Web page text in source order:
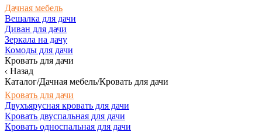
Дачная мебель
Вешалка для дачи
Диван для дачи
Зеркала на дачу
Комоды для дачи
Кровать для дачи
Назад
Каталог/Дачная мебель/Кровать для дачи
Кровать для дачи
Двухъярусная кровать для дачи
Кровать двуспальная для дачи
Кровать односпальная для дачи